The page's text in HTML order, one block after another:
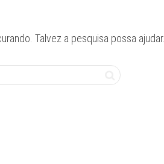
Talvez a pesquisa possa ajudar.